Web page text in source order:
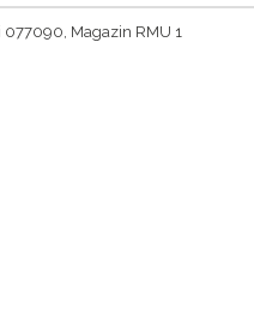
Magazin RMU 1